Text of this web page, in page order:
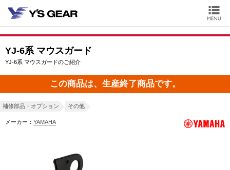
YJ-6系 マウスガード
YJ-6系 マウスガードのご紹介
この商品は、生産終了商品です。
補修部品・オプション その他
メーカー： YAMAHA